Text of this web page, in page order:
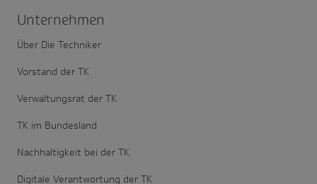
Unter­nehmen
Über Die Techniker
Vorstand der TK
Verwaltungsrat der TK
TK im Bundesland
Nachhaltigkeit bei der TK
Digitale Verantwortung der TK